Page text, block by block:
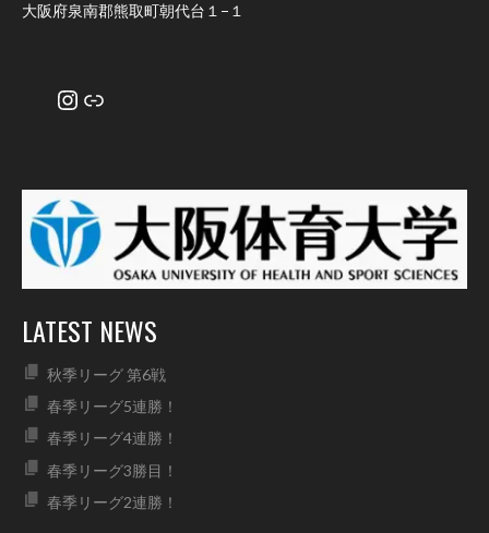
大阪府泉南郡熊取町朝代台１−１
Instagram
リンク
LATEST NEWS
秋季リーグ 第6戦
春季リーグ5連勝！
春季リーグ4連勝！
春季リーグ3勝目！
春季リーグ2連勝！